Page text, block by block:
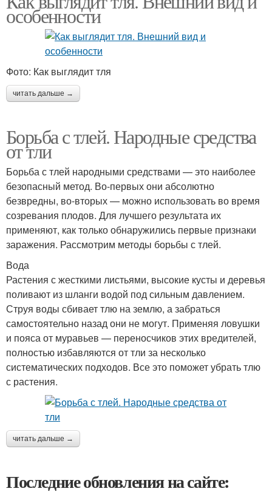
особенности
Фото: Как выглядит тля
читать дальше →
Борьба с тлей. Народные средства
от тли
Борьба с тлей народными средствами — это наиболее
безопасный метод. Во-первых они абсолютно
безвредны, во-вторых — можно использовать во время
созревания плодов. Для лучшего результата их
применяют, как только обнаружились первые признаки
заражения. Рассмотрим методы борьбы с тлей.
Вода
Растения с жесткими листьями, высокие кусты и деревья
поливают из шланги водой под сильным давлением.
Струя воды сбивает тлю на землю, а забраться
самостоятельно назад они не могут. Применяя ловушки
и пояса от муравьев — переносчиков этих вредителей,
полностью избавляются от тли за несколько
систематических подходов. Все это поможет убрать тлю
с растения.
читать дальше →
Последние обновления на сайте: